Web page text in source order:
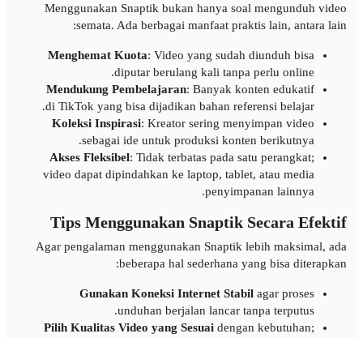
Menggunakan Snaptik bukan hanya soal mengunduh video
semata. Ada berbagai manfaat praktis lain, antara lain:
Menghemat Kuota: Video yang sudah diunduh bisa
diputar berulang kali tanpa perlu online.
Mendukung Pembelajaran: Banyak konten edukatif
di TikTok yang bisa dijadikan bahan referensi belajar.
Koleksi Inspirasi: Kreator sering menyimpan video
sebagai ide untuk produksi konten berikutnya.
Akses Fleksibel: Tidak terbatas pada satu perangkat;
video dapat dipindahkan ke laptop, tablet, atau media
penyimpanan lainnya.
Tips Menggunakan Snaptik Secara Efektif
Agar pengalaman menggunakan Snaptik lebih maksimal, ada
beberapa hal sederhana yang bisa diterapkan:
Gunakan Koneksi Internet Stabilagar proses
unduhan berjalan lancar tanpa terputus.
Pilih Kualitas Video yang Sesuaidengan kebutuhan;